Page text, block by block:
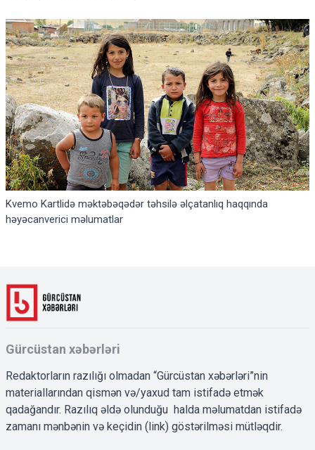
Kvemo Kartlidə məktəbəqədər təhsilə əlçatanlıq haqqında
həyəcanverici məlumatlar
Gürcüstan xəbərləri
Redaktorların razılığı olmadan “Gürcüstan xəbərləri”nin
materiallarından qismən və/yaxud tam istifadə etmək
qadağandır. Razılıq əldə olunduğu halda məlumatdan istifadə
zamanı mənbənin və keçidin (link) göstərilməsi mütləqdir.